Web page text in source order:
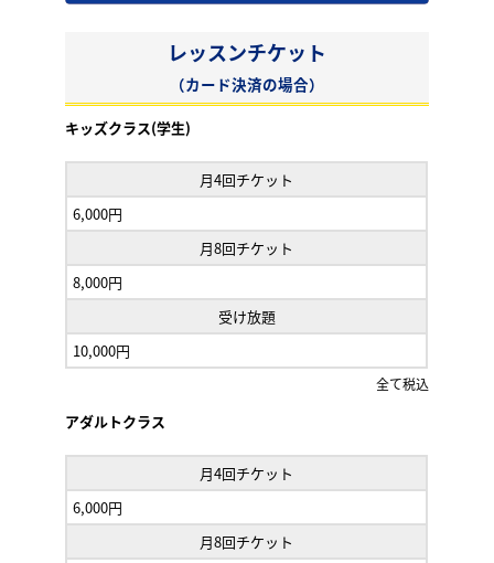
レッスンチケット
（カード決済の場合）
キッズクラス(学生)
月4回チケット
6,000円
月8回チケット
8,000円
受け放題
10,000円
全て税込
アダルトクラス
月4回チケット
6,000円
月8回チケット